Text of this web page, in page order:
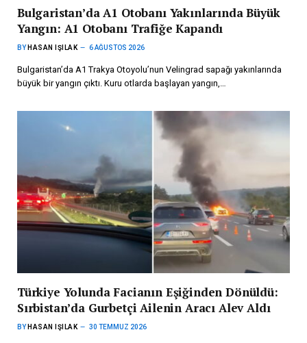
Bulgaristan’da A1 Otobanı Yakınlarında Büyük
Yangın: A1 Otobanı Trafiğe Kapandı
BY HASAN IŞILAK 6 AĞUSTOS 2026
Bulgaristan’da A1 Trakya Otoyolu’nun Velingrad sapağı yakınlarında
büyük bir yangın çıktı. Kuru otlarda başlayan yangın,…
Türkiye Yolunda Facianın Eşiğinden Dönüldü:
Sırbistan’da Gurbetçi Ailenin Aracı Alev Aldı
BY HASAN IŞILAK 30 TEMMUZ 2026